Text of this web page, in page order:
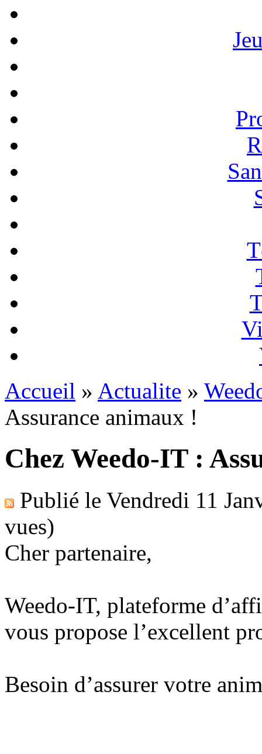
Accueil » Actualite »
Assurance animaux !
Chez Weedo-IT :
Publié le Vendredi 11
vues)
Cher partenaire,
Weedo-IT, plateforme
vous propose l’excellent
Besoin d’assurer votre